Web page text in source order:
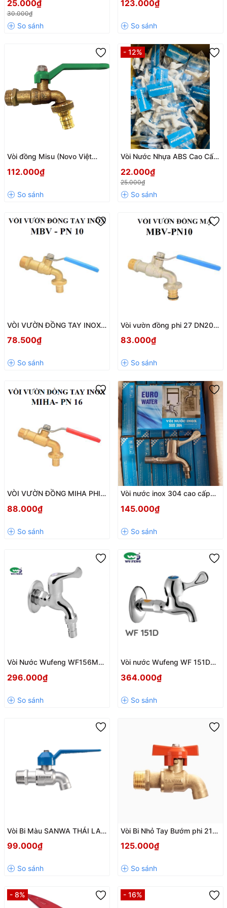
(WT00HA)
25.000₫
30.000₫
123.000₫
Vòi đồng Misu (Novo Việt
vượt trội, chuẩn quốc tế
112.000₫
- 12%
Vòi Nước Nhựa ABS Cao Cấp
22.000₫
25.000₫
VÒI VƯỜN ĐỒNG TAY INOX
78.500₫
Vòi vườn đồng phi 27 DN20
minh
83.000₫
VÒI VƯỜN ĐỒNG MIHA PHI
88.000₫
Vòi nước inox 304 cao cấp
145.000₫
Vòi Nước Wufeng WF156M
Liệu Đồng >60%, Siêu Bền –
296.000₫
Vòi nước Wufeng WF 151D
364.000₫
Vòi Bi Màu SANWA THÁI LAN
Bền Bỉ, Thời Trang
99.000₫
Vòi Bi Nhỏ Tay Bướm phi 21
Bền Bỉ, Chống Rò Rỉ Tuyệt Đối
125.000₫
- 8% - 16%